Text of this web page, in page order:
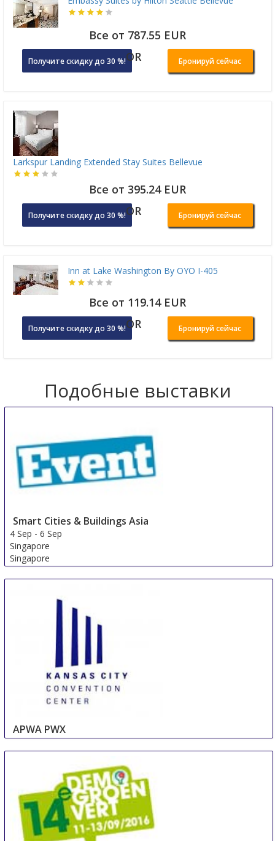
Все от 787.55 EUR
Получите скидку до 30 %!OR Бронируй сейчас
Larkspur Landing Extended Stay Suites Bellevue
Все от 395.24 EUR
Получите скидку до 30 %!OR Бронируй сейчас
Inn at Lake Washington By OYO I-405
Все от 119.14 EUR
Получите скидку до 30 %!OR Бронируй сейчас
Подобные выставки
Smart Cities & Buildings Asia
4 Sep -6 Sep
Singapore
Singapore
APWA PWX
8 Sep-11 Sep
Seattle